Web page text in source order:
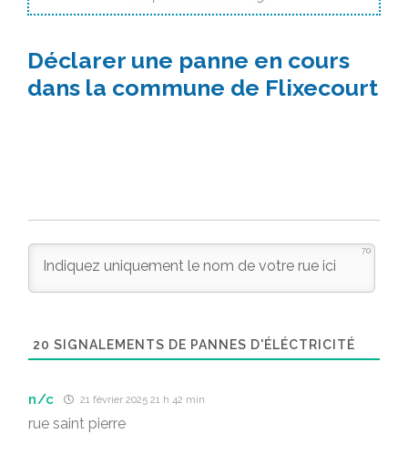
Déclarer une panne en cours
dans la commune de Flixecourt
70
20 SIGNALEMENTS DE PANNES D'ÉLÉCTRICITÉ
n/c 21 février 2025 21 h 42 min
rue saint pierre